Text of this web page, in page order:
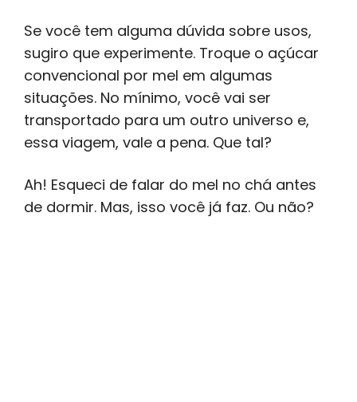
Se você tem alguma dúvida sobre usos,
sugiro que experimente. Troque o açúcar
convencional por mel em algumas
situações. No mínimo, você vai ser
transportado para um outro universo e,
essa viagem, vale a pena. Que tal?
Ah! Esqueci de falar do mel no chá antes
de dormir. Mas, isso você já faz. Ou não?